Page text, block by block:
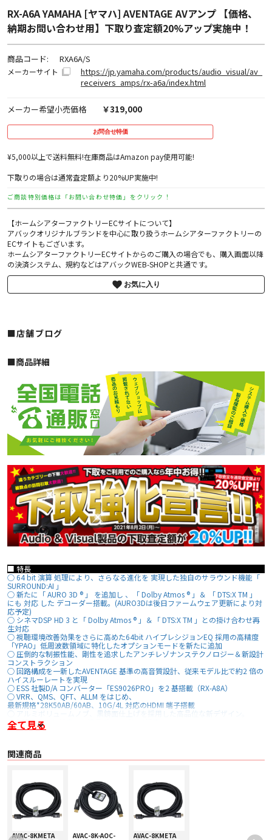
RX-A6A YAMAHA [ヤマハ] AVENTAGE AVアンプ 【価格、
納期お問い合わせ用】下取り査定額20%アップ実施中！
商品コード: RXA6A/S
メーカーサイト
https://jp.yamaha.com/products/audio_visual/av_
receivers_amps/rx-a6a/index.html
メーカー希望小売価格 ￥319,000
お問合せ特価
¥5,000以上で送料無料!在庫商品はAmazon pay使用可能!
下取りの場合は通常査定額より20%UP実施中!
ご商談特別価格は「お問い合わせ特価」をクリック！
【ホームシアターファクトリーECサイトについて】
アバックオリジナルブランドを中心に取り扱うホームシアターファクトリーの
ECサイトもございます。
ホームシアターファクトリーECサイトからのご購入の場合でも、購入画面以降
の決済システム、規約などはアバックWEB-SHOPと共通です。
お気に入り
■店舗ブログ
■︎商品詳細
■ 特長
○ 64 bit 演算 処理により、さらなる進化を 実現した独自のサラウンド機能「
SURROUND:AI 」
○ 新たに「 AURO 3D ® 」 を追加し 、「 Dolby Atmos ® 」＆ 「 DTS:X TM 」
にも 対応 した デコーダー搭載。(AURO3Dは後日ファームウェア更新により対
応予定)
○ シネマDSP HD 3 と「 Dolby Atmos ® 」＆「 DTS:X TM 」との掛け合わせ再
生対応
○ 視聴環境改善効果をさらに高めた64bit ハイプレシジョンEQ 採用の高精度
「YPAO」低周波数領域に特化したオプションモードを新たに追加
○ 圧倒的な制振性能、剛性を追求したアンチレゾナンステクノロジー＆新設計
コンストラクション
○ 回路構成を一新したAVENTAGE 基準の高音質設計、従来モデル比で約2 倍の
ハイスルーレートを実現
○ ESS 社製D/A コンバーター「ES9026PRO」を2 基搭載（RX-A8A）
○ VRR、QMS、QFT、ALLM をはじめ、
最新規格*28K50AB/60AB、10G/4L 対応のHDMI 端子搭載
○ アルミボリュームノブ、黒鏡面仕上げを採用した高品位な新デザイン。
日本語表示にも対応した液晶ディスプレイ採用
○ 5 年間の長期製品保証対応
○ 定格出力:150W/ch 8 Ω、 0.06 THD(20Hz-20kHz、2ch駆動)
○ 内蔵パワーアンプ数:9ch
○ HDMI端子入力:7（HDCP2.3に対応）
○ HDMI端子出力:3（HDCP2.3に対応、同時出力可、ZONEZONE2/4出力可）
○ Wi-Fi:2.4GHz/5GHz IEEE802.11 a/b/g/n/ac準拠 ※IEEE802.11acは20MHz
チャンネル帯域幅のみ
WAV/AIFF 384kHz/32bit（32bit-floatファイルは非対応）、FLAC
全て見る
関連商品
AVAC-8KMETA AVAC-8K-AOC- AVAC-8KMETA